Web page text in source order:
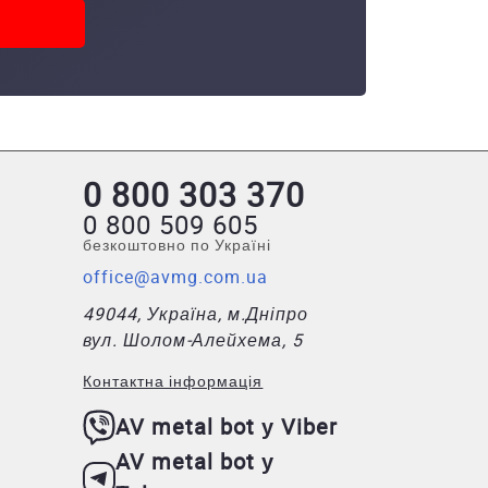
0 800 303 370
0 800 509 605
безкоштовно по Україні
office@avmg.com.ua
49044, Україна, м.Дніпро
вул. Шолом-Алейхема, 5
Контактна інформація
AV metal bot у Viber
AV metal bot у